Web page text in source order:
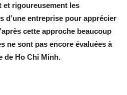
et rigoureusement les
d’une entreprise pour apprécier
cette approche beaucoup
ne sont pas encore évaluées à
de Ho Chi Minh.